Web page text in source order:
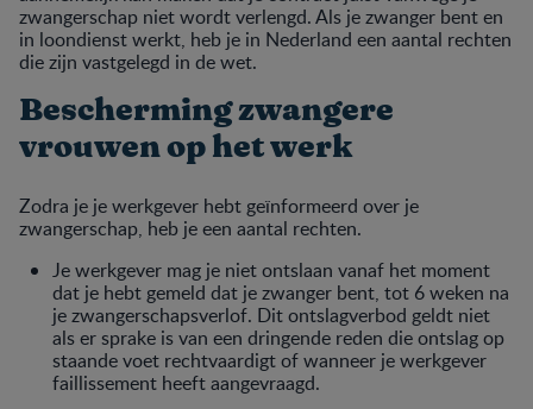
zwangerschap niet wordt verlengd. Als je zwanger bent en
in loondienst werkt, heb je in Nederland een aantal rechten
die zijn vastgelegd in de wet.
Bescherming zwangere
vrouwen op het werk
Zodra je je werkgever hebt geïnformeerd over je
zwangerschap, heb je een aantal rechten.
Je werkgever mag je niet ontslaan vanaf het moment
dat je hebt gemeld dat je zwanger bent, tot 6 weken na
je zwangerschapsverlof. Dit ontslagverbod geldt niet
als er sprake is van een dringende reden die ontslag op
staande voet rechtvaardigt of wanneer je werkgever
faillissement heeft aangevraagd.